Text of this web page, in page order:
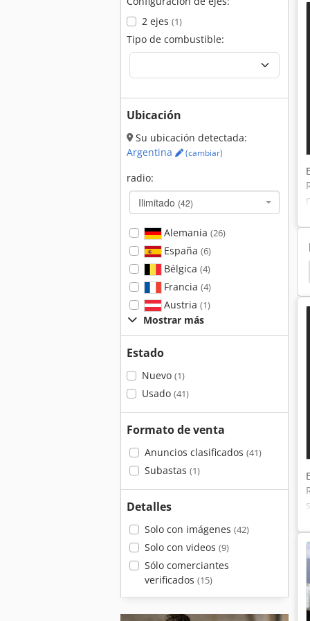
2 ejes (1)
Tipo de combustible:
Ubicación
Su ubicación detectada:
Argentina
(cambiar)
radio:
Ilimitado (42)
Alemania (26)
España (6)
Bélgica (4)
Francia (4)
Austria (1)
Mostrar más
Estado
Nuevo (1)
Usado (41)
Formato de venta
Anuncios clasificados (41)
Subastas (1)
Detalles
Solo con imágenes (42)
Solo con videos (9)
Sólo comerciantes
verificados (15)
Hamm 3518